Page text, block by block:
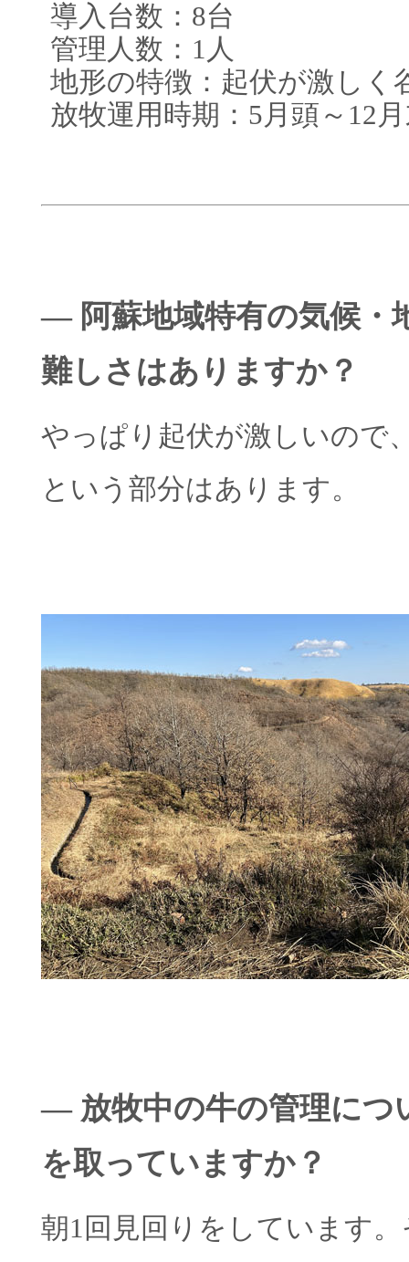
導入台数：8台
管理人数：1人
地形の特徴：起伏が激しく
放牧運用時期：5月頭～12
― 阿蘇地域特有の気候・
難しさはありますか？
やっぱり起伏が激しいので
という部分はあります。
― 放牧中の牛の管理につ
を取っていますか？
朝1回見回りをしています